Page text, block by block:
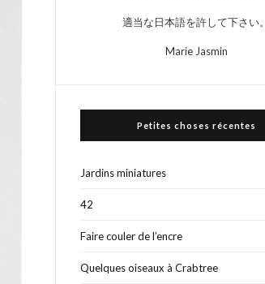
適当な日本語を許して下さい。
Marie Jasmin
Petites choses récentes
Jardins miniatures
42
Faire couler de l’encre
Quelques oiseaux à Crabtree